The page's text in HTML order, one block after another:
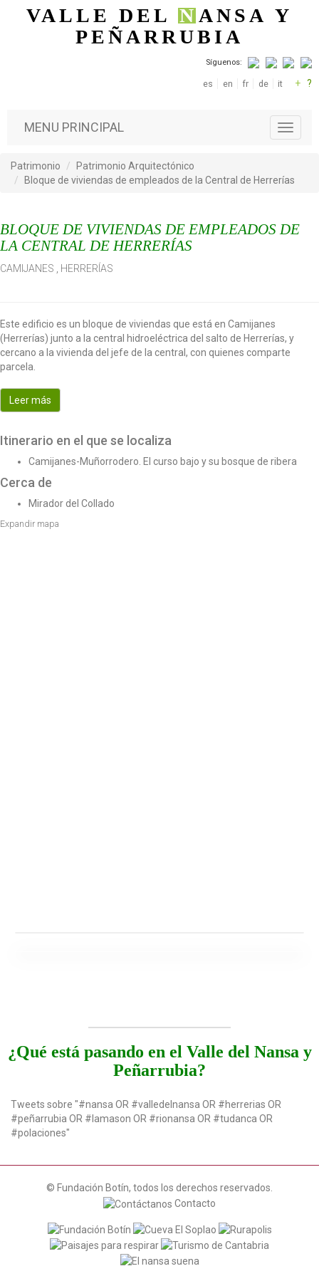
Pasar al contenido principal
VALLE DELNANSA Y
PEÑARRUBIA
Síguenos:
es en fr de it + ?
T
o
l
a
n
MENU PRINCIPAL
Patrimonio
Patrimonio Arquitectónico
Bloque de viviendas de empleados de la Central de Herrerías
BLOQUE DE VIVIENDAS DE EMPLEADOS DE
LA CENTRAL DE HERRERÍAS
CAMIJANES HERRERÍAS
Este edificio es un bloque de viviendas que está en Camijanes
(Herrerías) junto a la central hidroeléctrica del salto de Herrerías, y
cercano a la vivienda del jefe de la central, con quienes comparte
parcela.
Leer más
Itinerario en el que se localiza
Camijanes-Muñorrodero. El curso bajo y su bosque de ribera
Cerca de
Mirador del Collado
Expandir mapa
¿Qué está pasando en el Valle del Nansa y
Peñarrubia?
Tweets sobre "#nansa OR #valledelnansa OR #herrerias OR
#peñarrubia OR #lamason OR #rionansa OR #tudanca OR
#polaciones"
© Fundación Botín, todos los derechos reservados.
Contacto